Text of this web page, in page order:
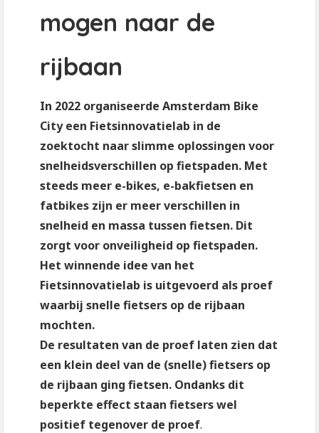
mogen naar de
rijbaan
In 2022 organiseerde Amsterdam Bike
City een Fietsinnovatielab in de
zoektocht naar slimme oplossingen voor
snelheidsverschillen op fietspaden. Met
steeds meer e-bikes, e-bakfietsen en
fatbikes zijn er meer verschillen in
snelheid en massa tussen fietsen. Dit
zorgt voor onveiligheid op fietspaden.
Het winnende idee van het
Fietsinnovatielab is uitgevoerd als proef
waarbij snelle fietsers op de rijbaan
mochten.
De resultaten van de proef laten zien dat
een klein deel van de (snelle) fietsers op
de rijbaan ging fietsen. Ondanks dit
beperkte effect staan fietsers wel
positief tegenover de proef.